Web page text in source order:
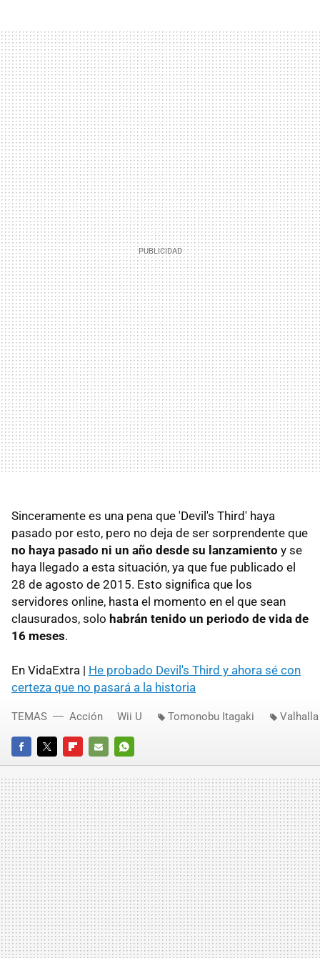
Sinceramente es una pena que 'Devil's Third' haya
pasado por esto, pero no deja de ser sorprendente que
no haya pasado ni un año desde su lanzamiento y se
haya llegado a esta situación, ya que fue publicado el
28 de agosto de 2015. Esto significa que los
servidores online, hasta el momento en el que sean
clausurados, solo habrán tenido un periodo de vida de
16 meses.
En VidaExtra | He probado Devil's Third y ahora sé con
certeza que no pasará a la historia
FACEBOOKTWITTERFLIPBOARD
E-
MAIL
WHATSAPP
TEMAS Acción Wii U Tomonobu Itagaki